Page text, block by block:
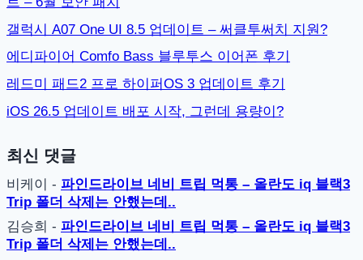
갤럭시 A07 One UI 8.5 업데이트 – 써클투써치 지원?
에디파이어 Comfo Bass 블루투스 이어폰 후기
레드미 패드2 프로 하이퍼OS 3 업데이트 후기
iOS 26.5 업데이트 배포 시작, 그런데 용량이?
최신 댓글
비케이 - 파인드라이브 네비 트립 먹통 – 올란도 iq 블랙3
Trip 폴더 삭제는 안했는데..
김승희 - 파인드라이브 네비 트립 먹통 – 올란도 iq 블랙3
Trip 폴더 삭제는 안했는데..